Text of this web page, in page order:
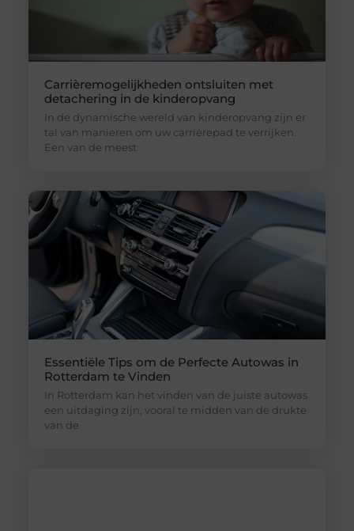
Carrièremogelijkheden ontsluiten met
detachering in de kinderopvang
In de dynamische wereld van kinderopvang zijn er
tal van manieren om uw carrièrepad te verrijken.
Een van de meest
Essentiële Tips om de Perfecte Autowas in
Rotterdam te Vinden
In Rotterdam kan het vinden van de juiste autowas
een uitdaging zijn, vooral te midden van de drukte
van de